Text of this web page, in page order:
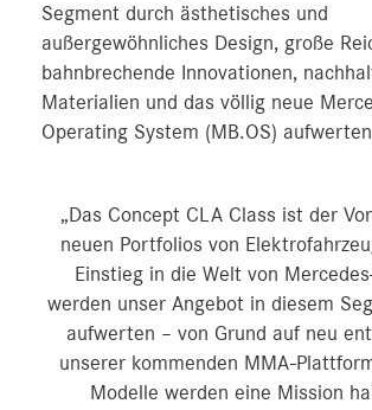
Segment durch ästhetisches und
außergewöhnliches Design, große
bahnbrechende Innovationen,
Materialien und das völlig neue
Operating System (MB.OS)
„Das Concept CLA Class ist der
neuen Portfolios von
Einstieg in die Welt von
werden unser Angebot in diesem
aufwerten – von Grund auf neu
unserer kommenden MMA-
Modelle werden eine Mission